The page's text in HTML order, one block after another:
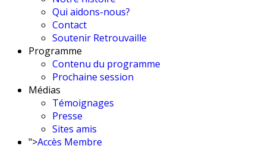
Qui aidons-nous?
Contact
Soutenir Retrouvaille
Programme
Contenu du programme
Prochaine session
Médias
Témoignages
Presse
Sites amis
">Accès Membre